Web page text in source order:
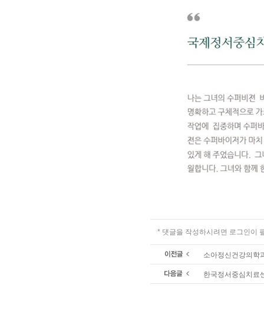
* 댓글을 작성하시려면 로그인이
소아정신건강의학
한국정서중심치료